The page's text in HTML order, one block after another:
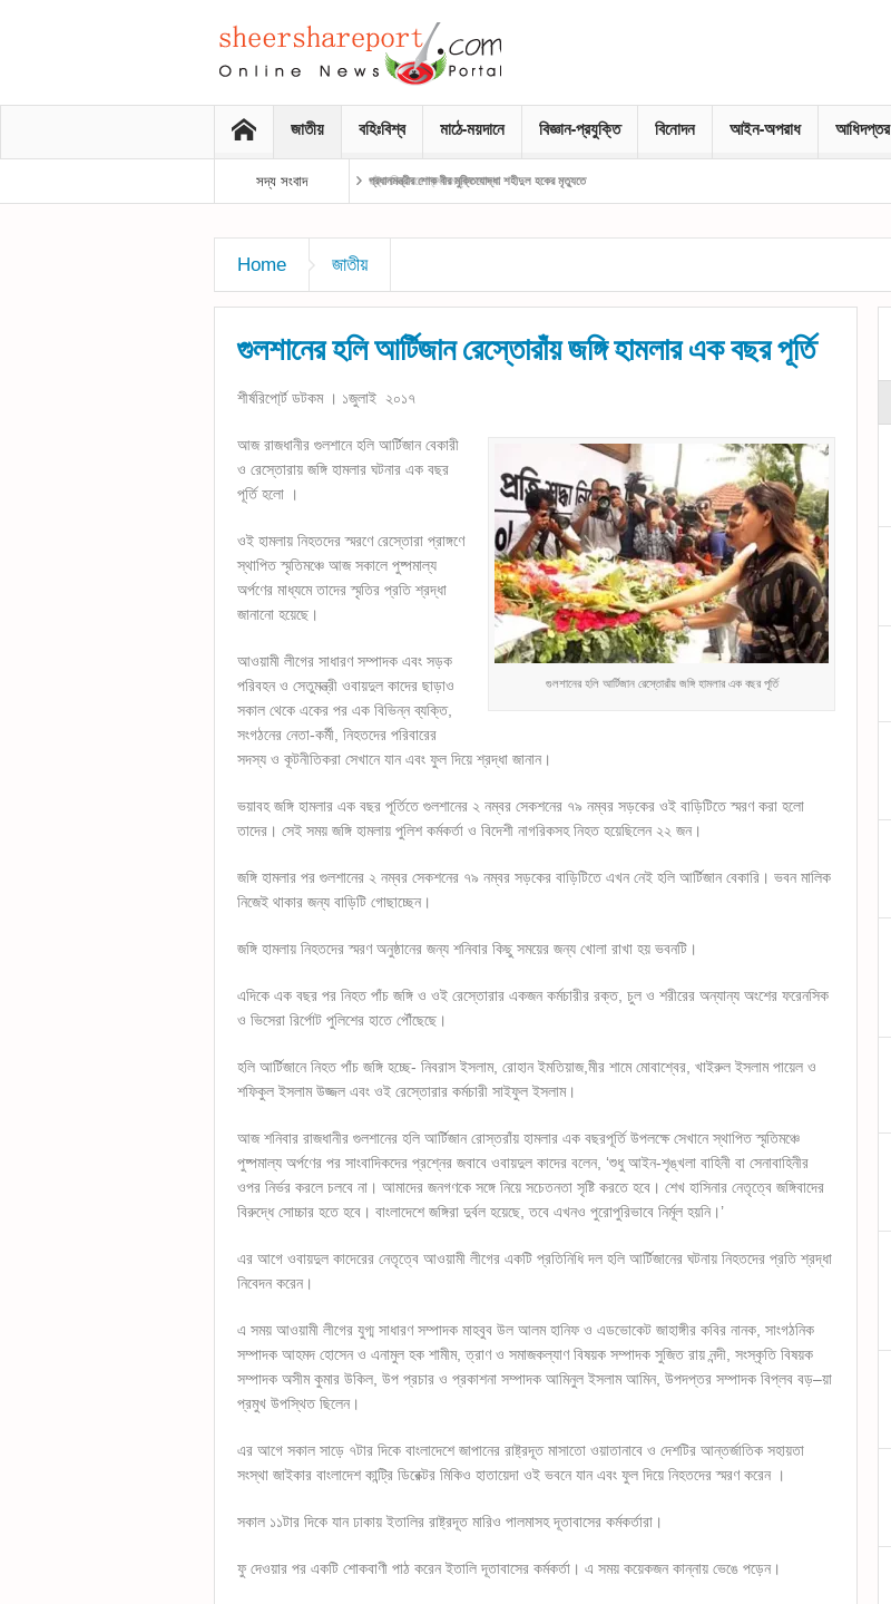
জাতীয় বহিঃবিশ্ব মাঠে-ময়দানে বিজ্ঞান-প্রযুক্তি বিনোদন আইন-অপরাধ আধিদপ্তর
সদ্য সংবাদ প্রধানমন্ত্রীর শোক বীর মুক্তিযোদ্ধা শহীদুল হকের মৃত্যুতে
Home জাতীয়
গুলশানের হলি আর্টিজান রেস্তোরাঁয় জঙ্গি হামলার এক বছর পূর্তি
শীর্ষরিপো্র্ট ডটকম । ১জুলাই ২০১৭
গুলশানের হলি আর্টিজান রেস্তোরাঁয় জঙ্গি হামলার এক বছর পূর্তি
আজ রাজধানীর গুলশানে হলি আর্টিজান বেকারী
ও রেস্তোরায় জঙ্গি হামলার ঘটনার এক বছর
পূর্তি হলো ।
ওই হামলায় নিহতদের স্মরণে রেস্তোরা প্রাঙ্গণে
স্থাপিত স্মৃতিমঞ্চে আজ সকালে পুষ্পমাল্য
অর্পণের মাধ্যমে তাদের স্মৃতির প্রতি শ্রদ্ধা
জানানো হয়েছে।
আওয়ামী লীগের সাধারণ সম্পাদক এবং সড়ক
পরিবহন ও সেতুমন্ত্রী ওবায়দুল কাদের ছাড়াও
সকাল থেকে একের পর এক বিভিন্ন ব্যক্তি,
সংগঠনের নেতা-কর্মী, নিহতদের পরিবারের
সদস্য ও কূটনীতিকরা সেখানে যান এবং ফুল দিয়ে শ্রদ্ধা জানান।
ভয়াবহ জঙ্গি হামলার এক বছর পূর্তিতে গুলশানের ২ নম্বর সেকশনের ৭৯ নম্বর সড়কের ওই বাড়িটিতে স্মরণ করা হলো
তাদের। সেই সময় জঙ্গি হামলায় পুলিশ কর্মকর্তা ও বিদেশী নাগরিকসহ নিহত হয়েছিলেন ২২ জন।
জঙ্গি হামলার পর গুলশানের ২ নম্বর সেকশনের ৭৯ নম্বর সড়কের বাড়িটিতে এখন নেই হলি আর্টিজান বেকারি। ভবন মালিক
নিজেই থাকার জন্য বাড়িটি গোছাচ্ছেন।
জঙ্গি হামলায় নিহতদের স্মরণ অনুষ্ঠানের জন্য শনিবার কিছু সময়ের জন্য খোলা রাখা হয় ভবনটি।
এদিকে এক বছর পর নিহত পাঁচ জঙ্গি ও ওই রেস্তোরার একজন কর্মচারীর রক্ত, চুল ও শরীরের অন্যান্য অংশের ফরেনসিক
ও ভিসেরা রির্পোট পুলিশের হাতে পৌঁছেছে।
হলি আর্টিজানে নিহত পাঁচ জঙ্গি হচ্ছে- নিবরাস ইসলাম, রোহান ইমতিয়াজ,মীর শামে মোবাশ্বের, খাইরুল ইসলাম পায়েল ও
শফিকুল ইসলাম উজ্জল এবং ওই রেস্তোরার কর্মচারী সাইফুল ইসলাম।
আজ শনিবার রাজধানীর গুলশানের হলি আর্টিজান রোস্তরাঁয় হামলার এক বছরপূর্তি উপলক্ষে সেখানে স্থাপিত স্মৃতিমঞ্চে
পুষ্পমাল্য অর্পণের পর সাংবাদিকদের প্রশ্নের জবাবে ওবায়দুল কাদের বলেন, ‘শুধু আইন-শৃঙ্খলা বাহিনী বা সেনাবাহিনীর
ওপর নির্ভর করলে চলবে না। আমাদের জনগণকে সঙ্গে নিয়ে সচেতনতা সৃষ্টি করতে হবে। শেখ হাসিনার নেতৃত্বে জঙ্গিবাদের
বিরুদ্ধে সোচ্চার হতে হবে। বাংলাদেশে জঙ্গিরা দুর্বল হয়েছে, তবে এখনও পুরোপুরিভাবে নির্মূল হয়নি।’
এর আগে ওবায়দুল কাদেরের নেতৃত্বে আওয়ামী লীগের একটি প্রতিনিধি দল হলি আর্টিজানের ঘটনায় নিহতদের প্রতি শ্রদ্ধা
নিবেদন করেন।
এ সময় আওয়ামী লীগের যুগ্ম সাধারণ সম্পাদক মাহবুব উল আলম হানিফ ও এডভোকেট জাহাঙ্গীর কবির নানক, সাংগঠনিক
সম্পাদক আহমদ হোসেন ও এনামুল হক শামীম, ত্রাণ ও সমাজকল্যাণ বিষয়ক সম্পাদক সুজিত রায় নন্দী, সংস্কৃতি বিষয়ক
সম্পাদক অসীম কুমার উকিল, উপ প্রচার ও প্রকাশনা সম্পাদক আমিনুল ইসলাম আমিন, উপদপ্তর সম্পাদক বিপ্লব বড়–য়া
প্রমুখ উপস্থিত ছিলেন।
এর আগে সকাল সাড়ে ৭টার দিকে বাংলাদেশে জাপানের রাষ্ট্রদূত মাসাতো ওয়াতানাবে ও দেশটির আন্তর্জাতিক সহায়তা
সংস্থা জাইকার বাংলাদেশ কান্ট্রি ডিরেক্টর মিকিও হাতায়েদা ওই ভবনে যান এবং ফুল দিয়ে নিহতদের স্মরণ করেন ।
সকাল ১১টার দিকে যান ঢাকায় ইতালির রাষ্ট্রদূত মারিও পালমাসহ দূতাবাসের কর্মকর্তারা।
ফু দেওয়ার পর একটি শোকবাণী পাঠ করেন ইতালি দূতাবাসের কর্মকর্তা। এ সময় কয়েকজন কান্নায় ভেঙে পড়েন।